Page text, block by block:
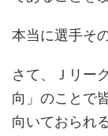
本当に選手そ
さて、Ｊリー
向」のことで
向いておられ